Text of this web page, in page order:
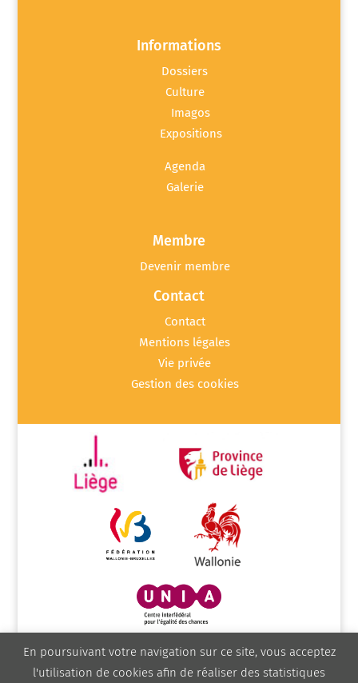
Informations
Dossiers
Culture
Imagos
Expositions
Agenda
Galerie
Membre
Devenir membre
Contact
Contact
Mentions légales
Vie privée
Gestion des cookies
En poursuivant votre navigation sur ce site, vous acceptez
l'utilisation de cookies afin de réaliser des statistiques